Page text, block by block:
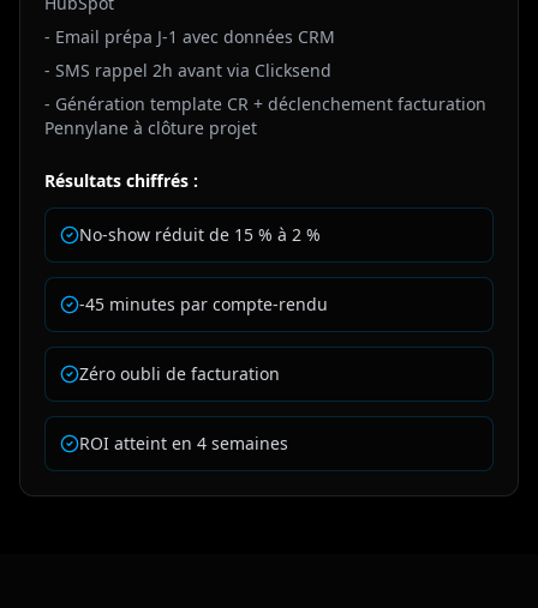
- Email prépa J-1 avec données CRM
- SMS rappel 2h avant via Clicksend
- Génération template CR + déclenchement facturation
Pennylane à clôture projet
Résultats chiffrés :
No-show réduit de 15 % à 2 %
-45 minutes par compte-rendu
Zéro oubli de facturation
ROI atteint en 4 semaines